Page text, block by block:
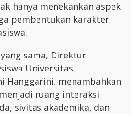
hanya menekankan aspek
pembentukan karakter
sama, Direktur
Universitas
Hanggarini, menambahkan
ruang interaksi
sivitas akademika, dan